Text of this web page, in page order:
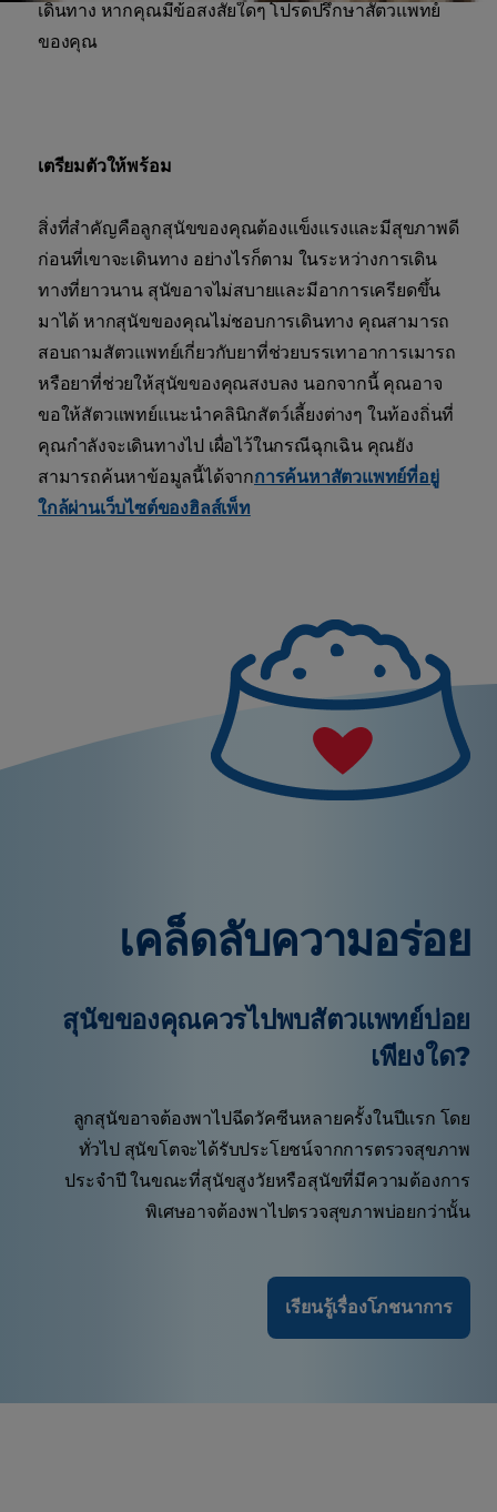
เดินทาง หากคุณมีข้อสงสัยใดๆ โปรดปรึกษาสัตวแพทย์
ของคุณ
เตรียมตัวให้พร้อม
สิ่งที่สำคัญคือลูกสุนัขของคุณต้องแข็งแรงและมีสุขภาพดี
ก่อนที่เขาจะเดินทาง อย่างไรก็ตาม ในระหว่างการเดิน
ทางที่ยาวนาน สุนัขอาจไม่สบายและมีอาการเครียดขึ้น
มาได้ หากสุนัขของคุณไม่ชอบการเดินทาง คุณสามารถ
สอบถามสัตวแพทย์เกี่ยวกับยาที่ช่วยบรรเทาอาการเมารถ
หรือยาที่ช่วยให้สุนัขของคุณสงบลง นอกจากนี้ คุณอาจ
ขอให้สัตวแพทย์แนะนำคลินิกสัตว์เลี้ยงต่างๆ ในท้องถิ่นที่
คุณกำลังจะเดินทางไป เผื่อไว้ในกรณีฉุกเฉิน คุณยัง
สามารถค้นหาข้อมูลนี้ได้จากการค้นหาสัตวแพทย์ที่อยู่
ใกล้ผ่านเว็บไซต์ของฮิลส์เพ็ท
เคล็ดลับความอร่อย
สุนัขของคุณควรไปพบสัตวแพทย์บ่อย
เพียงใด?
ลูกสุนัขอาจต้องพาไปฉีดวัคซีนหลายครั้งในปีแรก โดย
ทั่วไป สุนัขโตจะได้รับประโยชน์จากการตรวจสุขภาพ
ประจำปี ในขณะที่สุนัขสูงวัยหรือสุนัขที่มีความต้องการ
พิเศษอาจต้องพาไปตรวจสุขภาพบ่อยกว่านั้น
เรียนรู้เรื่องโภชนาการ